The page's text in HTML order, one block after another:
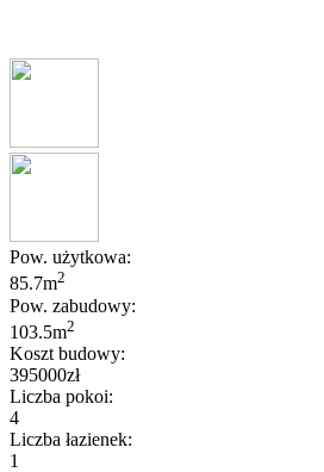
Pow. użytkowa:
85.7m2
Pow. zabudowy:
103.5m2
Koszt budowy:
395000zł
Liczba pokoi:
4
Liczba łazienek:
1